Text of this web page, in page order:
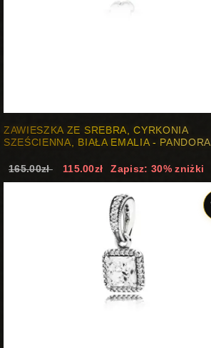
ZAWIESZKA ZE SREBRA, CYRKONIA
SZEŚCIENNA, BIAŁA EMALIA - PANDORA
165.00zł 115.00zł Zapisz: 30% zniżki